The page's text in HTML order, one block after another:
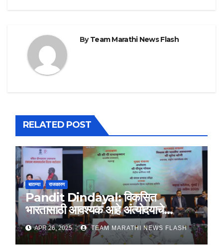
ByTeam Marathi News Flash
RELATED POST
बातम्या राजकारण
Pandit Dindayal: विकसित
भारतासाठी आवश्यक आहे अंत्योदयाचे
तत्वज्ञान – राज्यपाल सी. पी. राधाकृष्णन
APR 26, 2025 TEAM MARATHI NEWS FLASH